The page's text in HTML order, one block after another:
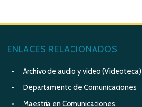
ENLACES RELACIONADOS
Archivo de audio y video (Videoteca)
Departamento de Comunicaciones
Maestría en Comunicaciones